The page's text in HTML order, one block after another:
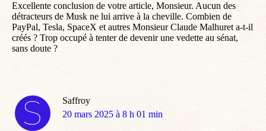
Excellente conclusion de votre article, Monsieur. Aucun des
détracteurs de Musk ne lui arrive à la cheville. Combien de
PayPal, Tesla, SpaceX et autres Monsieur Claude Malhuret a-t-il
créés ? Trop occupé à tenter de devenir une vedette au sénat,
sans doute ?
Saffroy
dit
20 mars 2025 à 8 h 01 min